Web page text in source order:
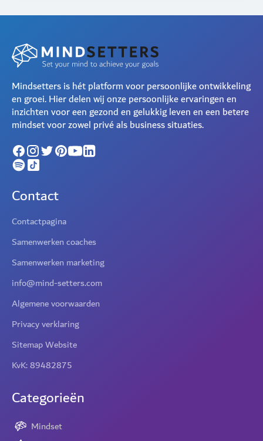
Mindsetters is hét platform voor persoonlijke ontwikkeling
en groei. Hier delen wij onze persoonlijke ervaringen en
inzichten voor een gezond en gelukkig leven en een betere
mindset voor zowel privé als business situaties.
Contact
Contactpagina
Samenwerken coaches
Samenwerken marketing
info@mind-setters.com
Algemene voorwaarden
Privacy verklaring
Sitemap Website
KvK: 89482875
Categorieën
Mindset